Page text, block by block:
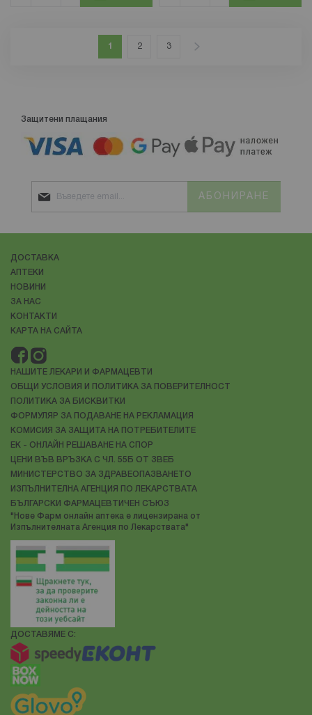
В момента четете страница
1 Страница
2 Страница
3
Защитени плащания
АБОНИРАНЕ
ДОСТАВКА
АПТЕКИ
НОВИНИ
ЗА НАС
КОНТАКТИ
КАРТА НА САЙТА
НАШИТЕ ЛЕКАРИ И ФАРМАЦЕВТИ
ОБЩИ УСЛОВИЯ И ПОЛИТИКА ЗА ПОВЕРИТЕЛНОСТ
ПОЛИТИКА ЗА БИСКВИТКИ
ФОРМУЛЯР ЗА ПОДАВАНЕ НА РЕКЛАМАЦИЯ
КОМИСИЯ ЗА ЗАЩИТА НА ПОТРЕБИТЕЛИТЕ
ЕК - ОНЛАЙН РЕШАВАНЕ НА СПОР
ЦЕНИ ВЪВ ВРЪЗКА С ЧЛ. 55Б ОТ ЗВЕБ
МИНИСТЕРСТВО ЗА ЗДРАВЕОПАЗВАНЕТО
ИЗПЪЛНИТЕЛНА АГЕНЦИЯ ПО ЛЕКАРСТВАТА
БЪЛГАРСКИ ФАРМАЦЕВТИЧЕН СЪЮЗ
"Нове Фарм онлайн аптека е лицензирана от
Изпълнителната Агенция по Лекарствата"
ДОСТАВЯМЕ С: